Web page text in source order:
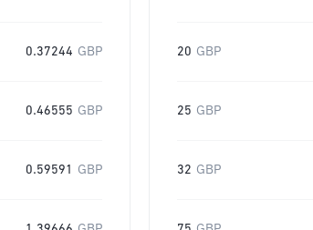
0.37244 GBP
0.46555 GBP
0.59591 GBP
20 GBP
25 GBP
32 GBP